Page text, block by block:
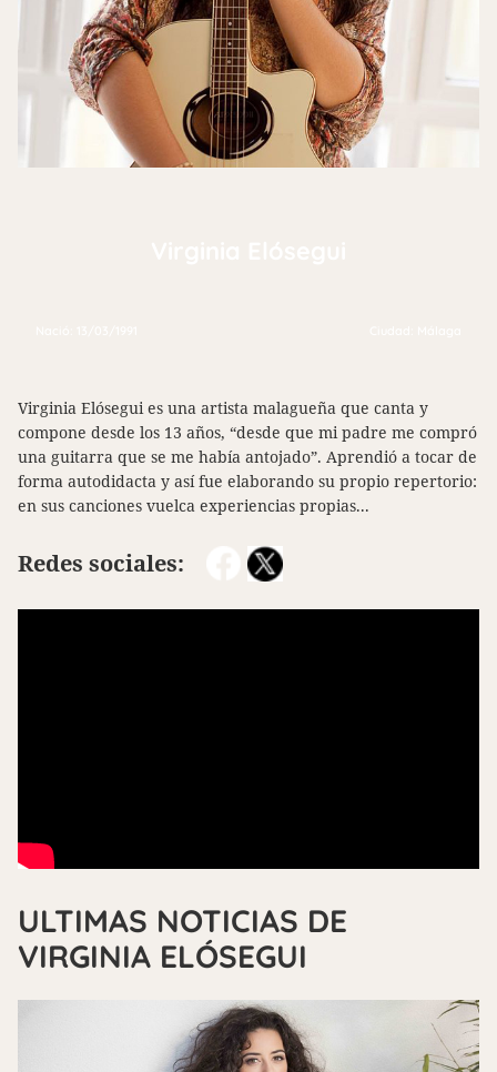
Virginia Elósegui es una artista malagueña que canta y
compone desde los 13 años, “desde que mi padre me compró
una guitarra que se me había antojado”. Aprendió a tocar de
forma autodidacta y así fue elaborando su propio repertorio:
en sus canciones vuelca experiencias propias...
Redes sociales:
ULTIMAS NOTICIAS DE
VIRGINIA ELÓSEGUI